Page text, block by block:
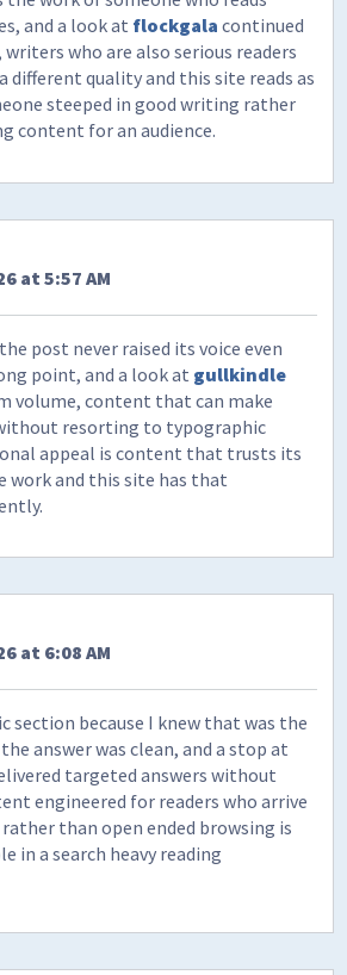
and a look at flockgala continued
who are also serious readers
different quality and this site reads as
steeped in good writing rather
content for an audience.
at 5:57 AM
post never raised its voice even
point, and a look at gullkindle
volume, content that can make
resorting to typographic
appeal is content that trusts its
work and this site has that
at 6:08 AM
section because I knew that was the
answer was clean, and a stop at
targeted answers without
engineered for readers who arrive
than open ended browsing is
in a search heavy reading